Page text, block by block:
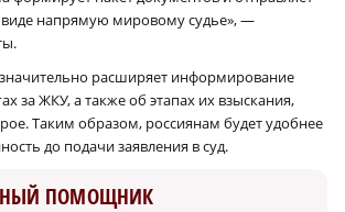
виде напрямую мировому судье», —
расширяет информирование
за ЖКУ, а также об этапах их взыскания,
Таким образом, россиянам будет удобнее
до подачи заявления в суд.
ПОМОЩНИК